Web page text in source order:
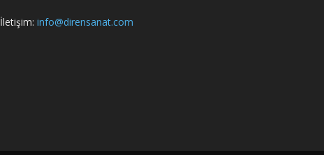
İletişim: info@dirensanat.com